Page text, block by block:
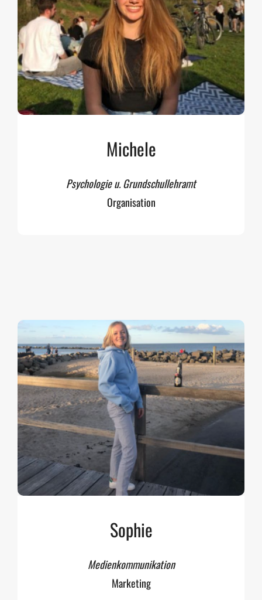
Michele
Psychologie u. Grundschullehramt
Organisation
Sophie
Medienkommunikation
Marketing